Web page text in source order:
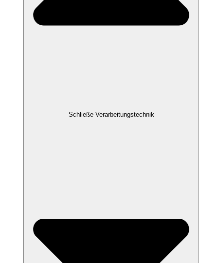
Schließe Verarbeitungstechnik